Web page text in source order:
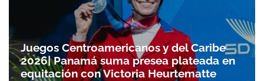
Juegos Centroamericanos y del Caribe
2026| Panamá suma presea plateada en
equitación con Victoria Heurtematte